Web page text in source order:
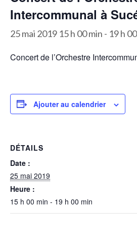
Intercommunal à
25 mai 2019 15 h 00 min - 19 h
Concert de l’Orchestre
Ajouter au calendrier
DÉTAILS
Date :
25 mai 2019
Heure :
15 h 00 min - 19 h 00 min